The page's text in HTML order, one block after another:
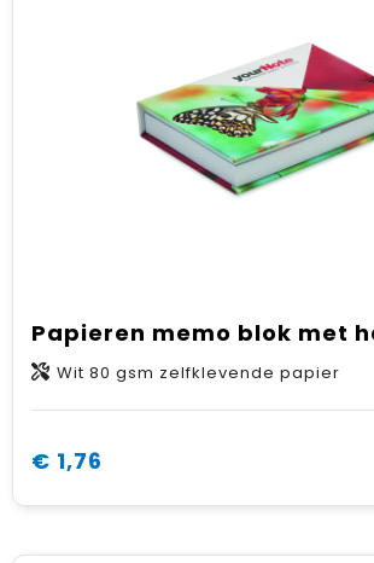
Wit 80 gsm zelfklevende papier
€ 1,76